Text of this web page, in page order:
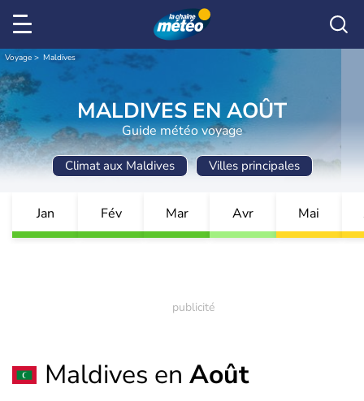
Voyage Maldives
MALDIVES EN AOÛT
Guide météo voyage
Climat aux Maldives Villes principales
Jan Fév Mar Avr Mai
Maldives en Août